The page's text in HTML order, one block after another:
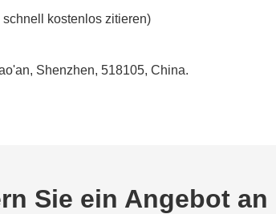
kostenlos zitieren)
Shenzhen, 518105, China.
Sie ein Angebot an